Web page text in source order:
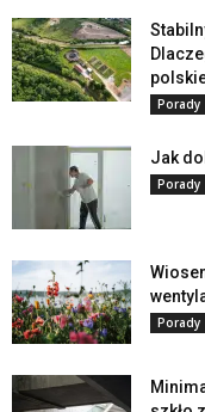
Porady
Jak
Porady
Porady